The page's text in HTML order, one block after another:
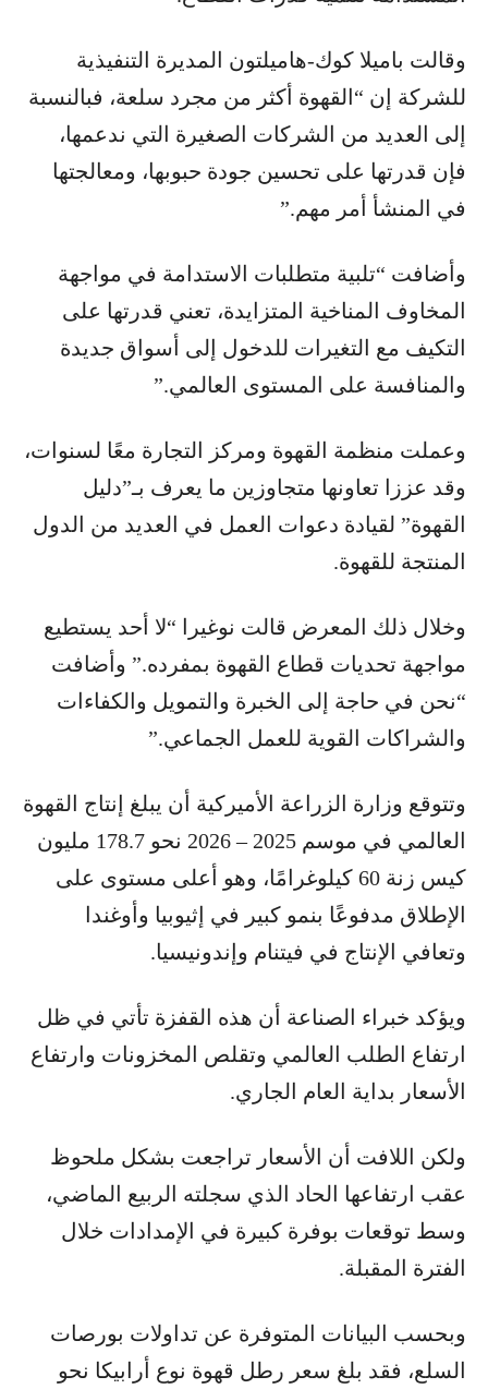
وقالت باميلا كوك-هاميلتون المديرة التنفيذية
للشركة إن “القهوة أكثر من مجرد سلعة، فبالنسبة
إلى العديد من الشركات الصغيرة التي ندعمها،
فإن قدرتها على تحسين جودة حبوبها، ومعالجتها
في المنشأ أمر مهم.”
وأضافت “تلبية متطلبات الاستدامة في مواجهة
المخاوف المناخية المتزايدة، تعني قدرتها على
التكيف مع التغيرات للدخول إلى أسواق جديدة
والمنافسة على المستوى العالمي.”
وعملت منظمة القهوة ومركز التجارة معًا لسنوات،
وقد عززا تعاونها متجاوزين ما يعرف بـ”دليل
القهوة” لقيادة دعوات العمل في العديد من الدول
المنتجة للقهوة.
وخلال ذلك المعرض قالت نوغيرا “لا أحد يستطيع
مواجهة تحديات قطاع القهوة بمفرده.” وأضافت
“نحن في حاجة إلى الخبرة والتمويل والكفاءات
والشراكات القوية للعمل الجماعي.”
وتتوقع وزارة الزراعة الأميركية أن يبلغ إنتاج القهوة
العالمي في موسم 2025 – 2026 نحو 178.7 مليون
كيس زنة 60 كيلوغرامًا، وهو أعلى مستوى على
الإطلاق مدفوعًا بنمو كبير في إثيوبيا وأوغندا
وتعافي الإنتاج في فيتنام وإندونيسيا.
ويؤكد خبراء الصناعة أن هذه القفزة تأتي في ظل
ارتفاع الطلب العالمي وتقلص المخزونات وارتفاع
الأسعار بداية العام الجاري.
ولكن اللافت أن الأسعار تراجعت بشكل ملحوظ
عقب ارتفاعها الحاد الذي سجلته الربيع الماضي،
وسط توقعات بوفرة كبيرة في الإمدادات خلال
الفترة المقبلة.
وبحسب البيانات المتوفرة عن تداولات بورصات
السلع، فقد بلغ سعر رطل قهوة نوع أرابيكا نحو